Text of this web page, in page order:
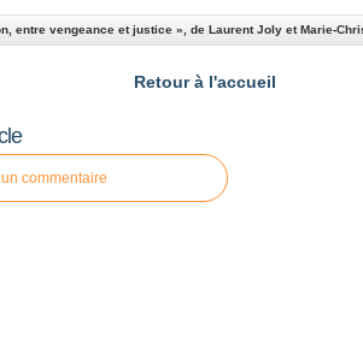
Retour à l'accueil
commentaire